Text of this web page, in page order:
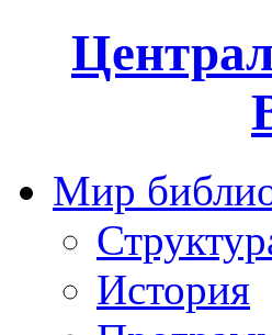
Мир
История